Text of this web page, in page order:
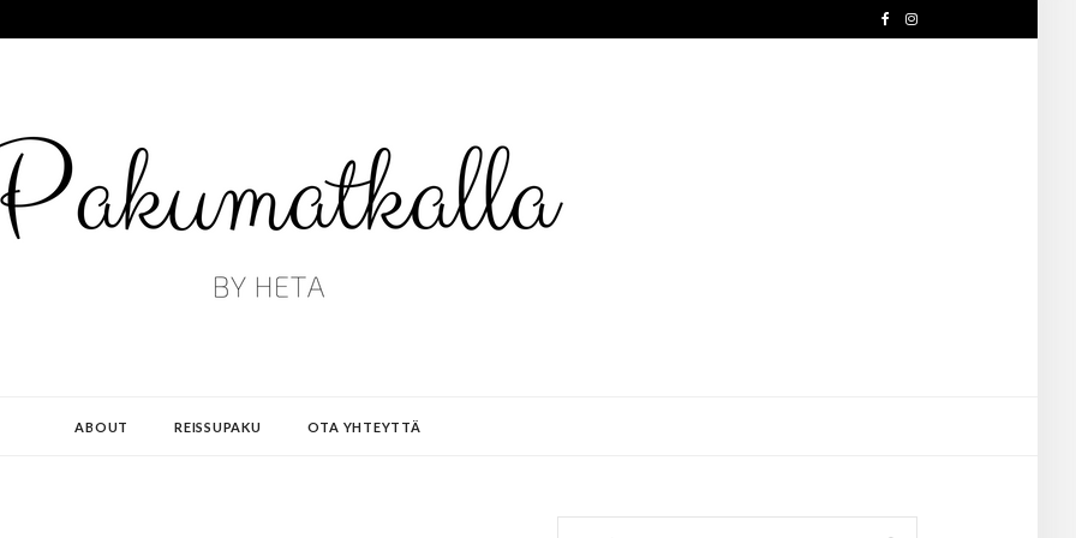
ABOUT REISSUPAKU OTA YHTEYTTÄ